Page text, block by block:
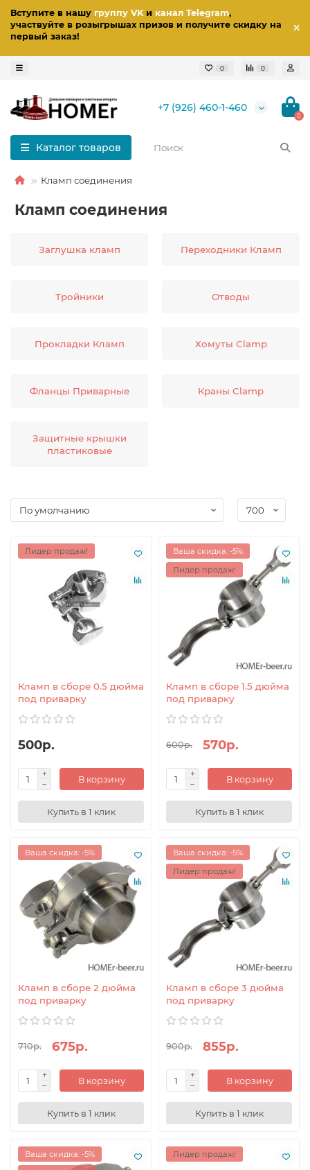
Вступите в нашу группу VKи канал Telegram,
участвуйте в розыгрышах призов и получите скидку на
первый заказ!
0 0
+7 (926) 460-1-460
0
Каталог товаров
Кламп соединения
Кламп соединения
Заглушка кламп Переходники Кламп
Тройники Отводы
Прокладки Кламп Хомуты Clamp
Фланцы Приварные Краны Clamp
Защитные крышки
пластиковые
Лидер продаж!
Кламп в сборе 0.5 дюйма
под приварку
500р.
В корзину
Купить в 1 клик
Ваша скидка: -5%
Лидер продаж!
Кламп в сборе 1.5 дюйма
под приварку
600р. 570р.
В корзину
Купить в 1 клик
Ваша скидка: -5%
Кламп в сборе 2 дюйма
под приварку
710р. 675р.
В корзину
Купить в 1 клик
Ваша скидка: -5%
Лидер продаж!
Кламп в сборе 3 дюйма
под приварку
900р. 855р.
В корзину
Купить в 1 клик
Ваша скидка: -5%
Лидер продаж!